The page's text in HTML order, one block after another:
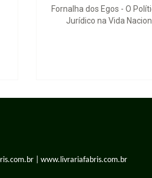
idem Princípios de
| www.livrariafabris.com.br